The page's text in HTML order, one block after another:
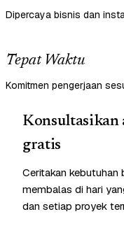
Dipercaya bisnis dan
Tepat Waktu
Komitmen pengerjaan
Konsultasikan
gratis
Ceritakan kebutuhan
membalas di hari
dan setiap proyek